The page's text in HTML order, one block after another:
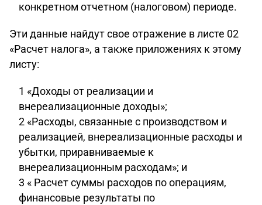
конкретном отчетном (налоговом) периоде.
Эти данные найдут свое отражение в листе 02
«Расчет налога», а также приложениях к этому
листу:
1 «Доходы от реализации и
внереализационные доходы»;
2 «Расходы, связанные с производством и
реализацией, внереализационные расходы и
убытки, приравниваемые к
внереализационным расходам»; и
3 « Расчет суммы расходов по операциям,
финансовые результаты по